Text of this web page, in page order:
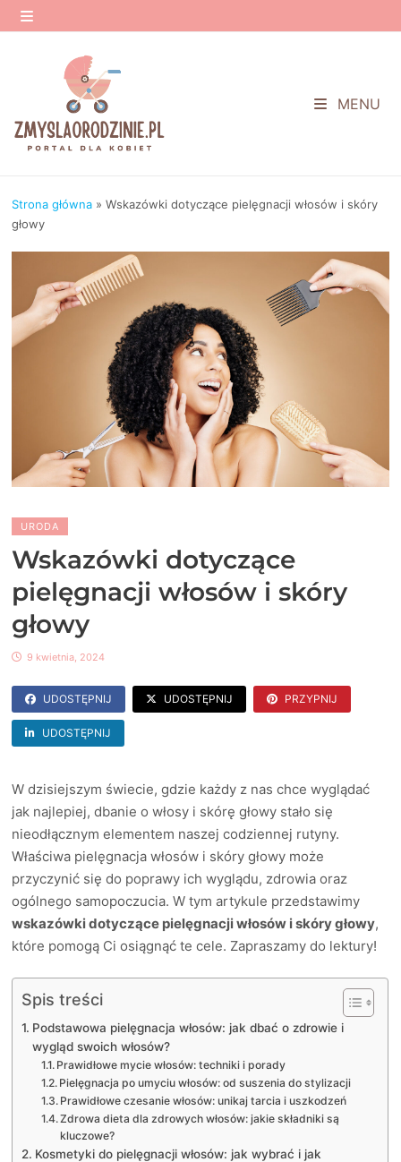
Przejdź
do
MENU
MENU
Strona główna »Wskazówki dotyczące pielęgnacji włosów i skóry
głowy
URODA
Wskazówki dotyczące
pielęgnacji włosów i skóry
głowy
9 kwietnia, 2024
UDOSTĘPNIJ UDOSTĘPNIJ PRZYPNIJ
UDOSTĘPNIJ
W dzisiejszym świecie, gdzie każdy z nas chce wyglądać
jak najlepiej, dbanie o włosy i skórę głowy stało się
nieodłącznym elementem naszej codziennej rutyny.
Właściwa pielęgnacja włosów i skóry głowy może
przyczynić się do poprawy ich wyglądu, zdrowia oraz
ogólnego samopoczucia. W tym artykule przedstawimy
wskazówki dotyczące pielęgnacji włosów i skóry głowy,
które pomogą Ci osiągnąć te cele. Zapraszamy do lektury!
Spis treści
Podstawowa pielęgnacja włosów: jak dbać o zdrowie i
wygląd swoich włosów?
Prawidłowe mycie włosów: techniki i porady
Pielęgnacja po umyciu włosów: od suszenia do stylizacji
Prawidłowe czesanie włosów: unikaj tarcia i uszkodzeń
Zdrowa dieta dla zdrowych włosów: jakie składniki są
kluczowe?
Kosmetyki do pielęgnacji włosów: jak wybrać i jak